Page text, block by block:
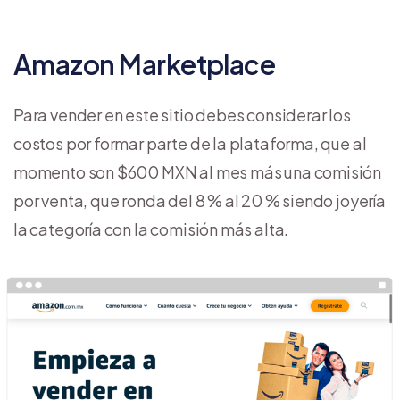
Amazon Marketplace
Para vender en este sitio debes considerar los
costos por formar parte de la plataforma, que al
momento son $600 MXN al mes más una comisión
por venta, que ronda del 8 % al 20 % siendo joyería
la categoría con la comisión más alta.